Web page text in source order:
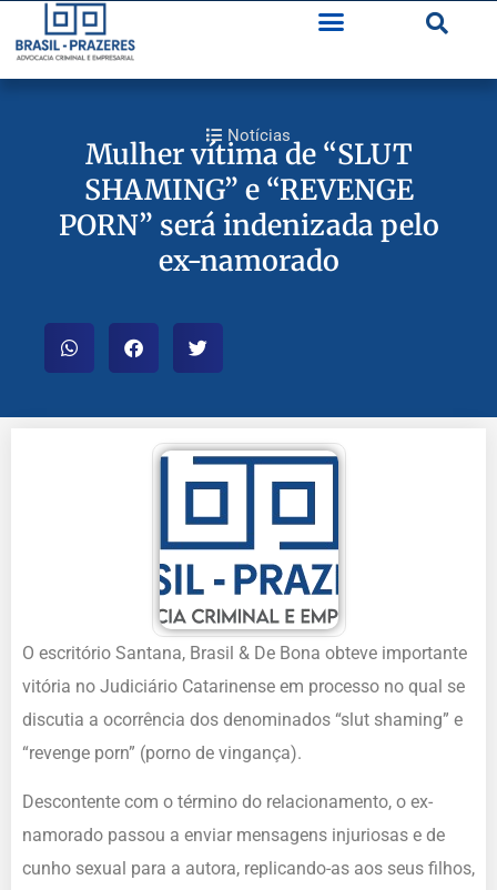
Notícias
Mulher vítima de “SLUT
SHAMING” e “REVENGE
PORN” será indenizada pelo
ex-namorado
O escritório Santana, Brasil & De Bona obteve importante
vitória no Judiciário Catarinense em processo no qual se
discutia a ocorrência dos denominados “slut shaming” e
“revenge porn” (porno de vingança).
Descontente com o término do relacionamento, o ex-
namorado passou a enviar mensagens injuriosas e de
cunho sexual para a autora, replicando-as aos seus filhos,